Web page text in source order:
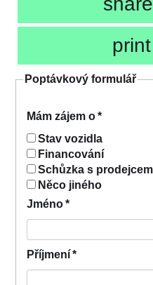
print
Poptávkový formulář
Mám zájem o*
Stav vozidla
Financování
Schůzka s prodejcem
Něco jiného
Jméno*
Příjmení*